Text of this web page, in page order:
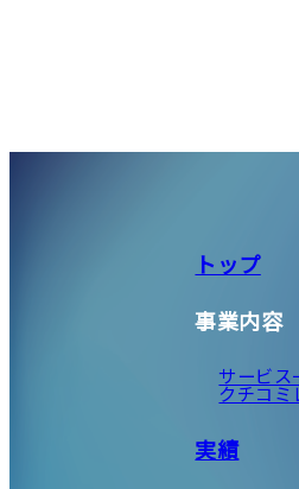
トップ
事業内容
サービス
クチコミ
実績